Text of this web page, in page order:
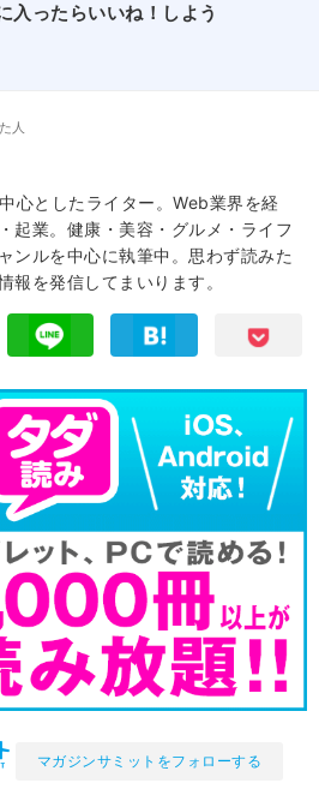
入ったらいいね！しよう
人
心としたライター。Web業界を経
起業。健康・美容・グルメ・ライフ
ンルを中心に執筆中。思わず読みた
報を発信してまいります。
マガジンサミットをフォローする